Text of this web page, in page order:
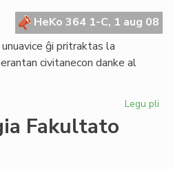
HeKo 364 1-C, 1 aug 08
ĝi pritraktas la
civitanecon danke al
Legu pli
Fakultato